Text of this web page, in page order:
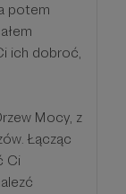
potem
ich dobroć,
Mocy, z
Łącząc
Ci